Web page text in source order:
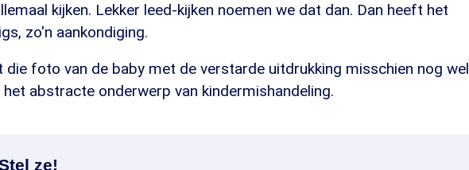
kijken. Lekker leed-kijken noemen we dat dan. Dan heeft het
zo'n aankondiging.
die foto van de baby met de verstarde uitdrukking misschien nog wel
abstracte onderwerp van kindermishandeling.
ze!